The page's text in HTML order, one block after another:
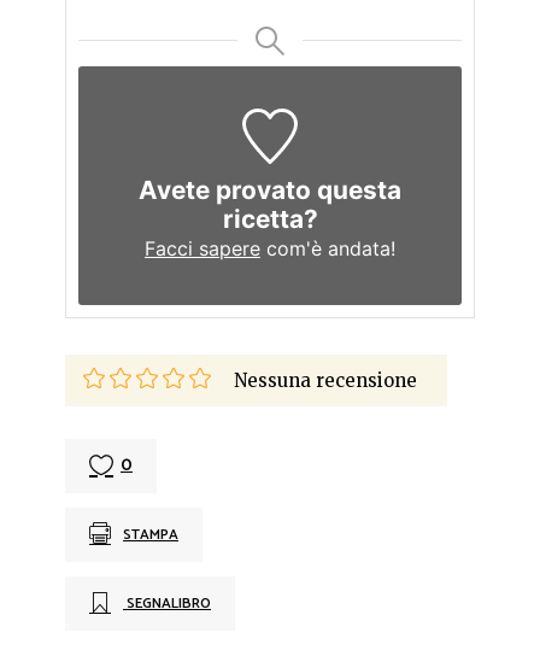
Avete provato questa
ricetta?
Facci sapere com'è andata!
Nessuna recensione
0
STAMPA
SEGNALIBRO